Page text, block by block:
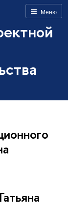
Меню